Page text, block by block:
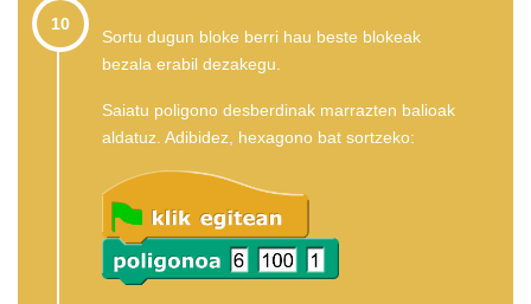
10
Sortu dugun bloke berri hau beste blokeak
bezala erabil dezakegu.
Saiatu poligono desberdinak marrazten balioak
aldatuz. Adibidez, hexagono bat sortzeko: